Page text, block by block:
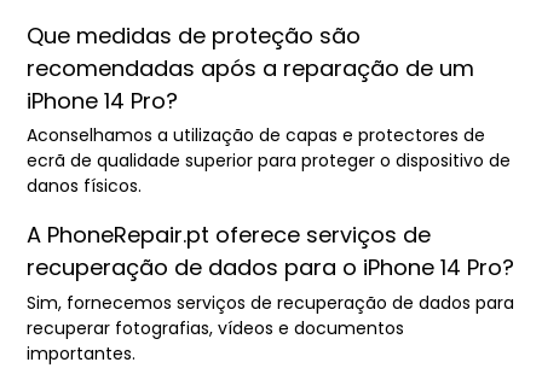
Que medidas de proteção são
recomendadas após a reparação de um
iPhone 14 Pro?
Aconselhamos a utilização de capas e protectores de
ecrã de qualidade superior para proteger o dispositivo de
danos físicos.
A PhoneRepair.pt oferece serviços de
recuperação de dados para o iPhone 14 Pro?
Sim, fornecemos serviços de recuperação de dados para
recuperar fotografias, vídeos e documentos
importantes.